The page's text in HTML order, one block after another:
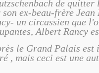
de
ex-beau-frère
un circassien que
Albert Rancy
le Grand Palais est
, mais ceci est une